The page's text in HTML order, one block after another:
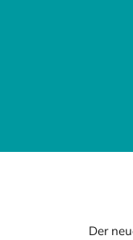
Der